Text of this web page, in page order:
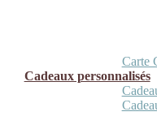
Carte
Cadeaux personnalisés